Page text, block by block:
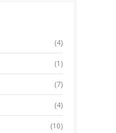
(4)
(1)
(7)
(4)
(10)